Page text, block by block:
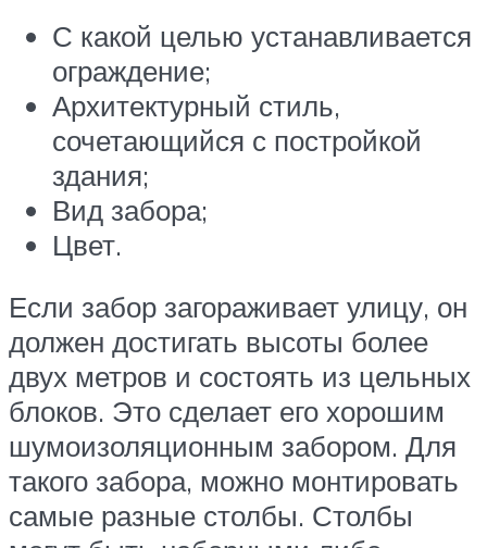
С какой целью устанавливается
ограждение;
Архитектурный стиль,
сочетающийся с постройкой
здания;
Вид забора;
Цвет.
Если забор загораживает улицу, он
должен достигать высоты более
двух метров и состоять из цельных
блоков. Это сделает его хорошим
шумоизоляционным забором. Для
такого забора, можно монтировать
самые разные столбы. Столбы